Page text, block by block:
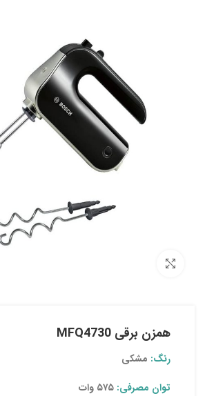
همزن برقی MFQ4730
رنگ: مشکی
توان مصرفی: